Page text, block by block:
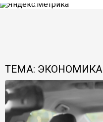
ТЕМА: ЭКОНОМИКА